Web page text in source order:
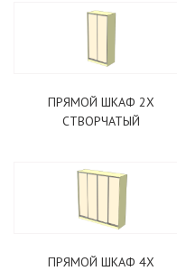
ПРЯМОЙ ШКАФ 2Х
СТВОРЧАТЫЙ
ПРЯМОЙ ШКАФ 4Х